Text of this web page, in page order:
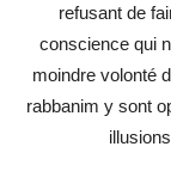
refusant de
conscience qui
moindre volonté
rabbanim y sont